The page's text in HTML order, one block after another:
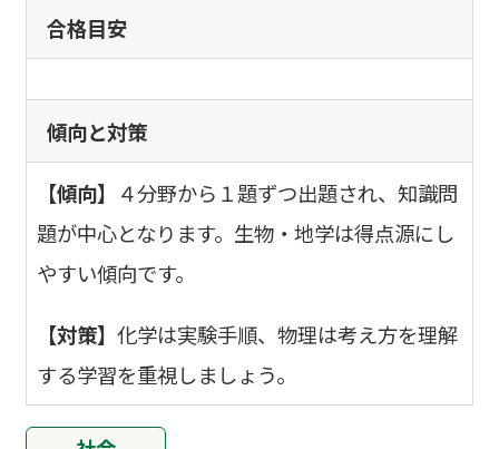
合格目安
傾向と対策
【傾向】
４分野から１題ずつ出題され、知識問
題が中心となります。生物・地学は得点源にし
やすい傾向です。
【対策】化学は実験手順、物理は考え方を理解
する学習を重視しましょう。